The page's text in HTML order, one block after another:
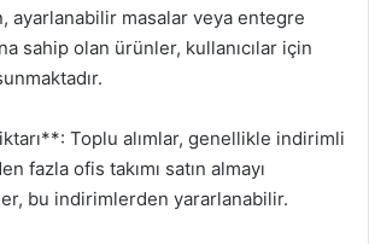
ayarlanabilir masalar veya entegre
sahip olan ürünler, kullanıcılar için
Toplu alımlar, genellikle indirimli
fazla ofis takımı satın almayı
bu indirimlerden yararlanabilir.